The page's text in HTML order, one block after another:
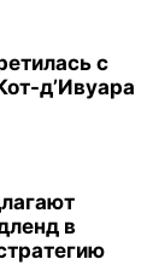
с
д’Ивуара
в